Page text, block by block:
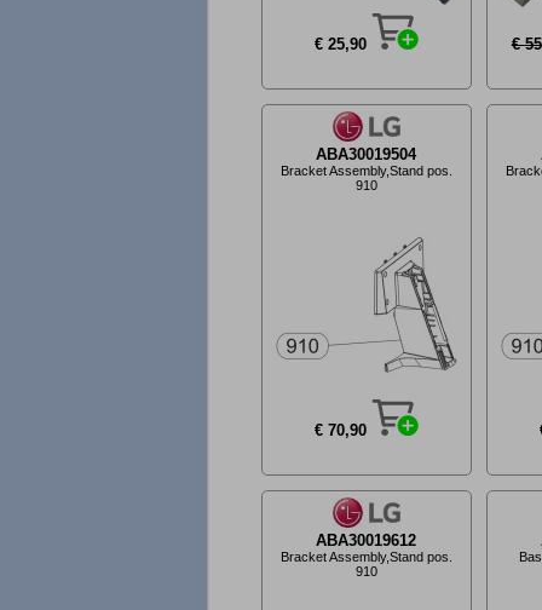
€ 25,90 €
ABA30019504
Bracket Assembly,Stand pos.
910
€ 70,90
ABA30019612
Bracket Assembly,Stand pos.
910